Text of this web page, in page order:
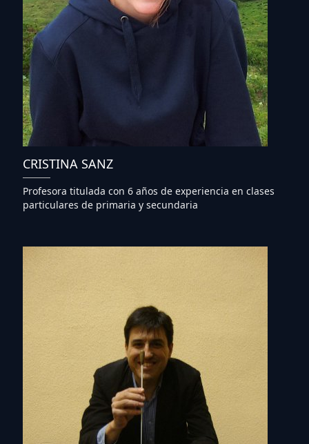
CRISTINA SANZ
Profesora titulada con 6 años de experiencia en clases
particulares de primaria y secundaria